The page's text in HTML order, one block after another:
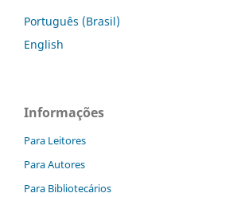
Português (Brasil)
English
Informações
Para Leitores
Para Autores
Para Bibliotecários